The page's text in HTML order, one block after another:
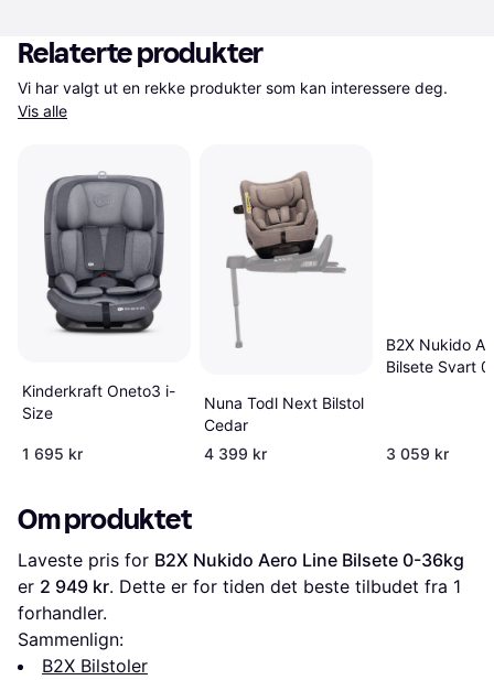
Relaterte produkter
Vis alle
Kinderkraft Oneto3 i-
Size
1 695 kr
Nuna Todl Next Bilstol
Cedar
4 399 kr
B2X Nukido
Bilsete Svart
3 059 kr
Om produktet
Laveste pris for B2X Nukido Aero Line Bilsete 0-36kg
er 2 949 kr. Dette er for tiden det beste tilbudet fra 1
forhandler.
Sammenlign:
B2X Bilstoler